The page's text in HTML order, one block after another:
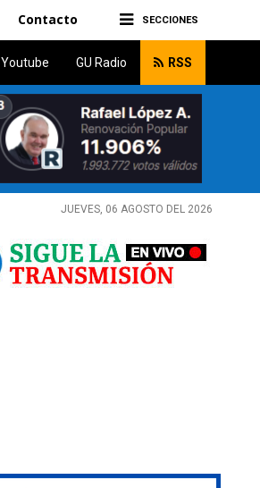
SECCIONES
Contacto
Youtube GU Radio RSS
JUEVES, 06 AGOSTO DEL 2026